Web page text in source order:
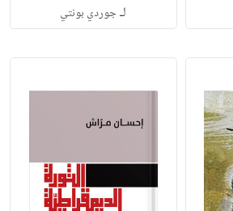
لـجوردي بونتي